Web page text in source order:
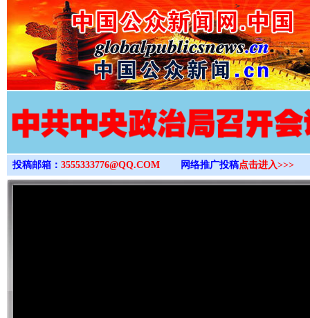
>
投稿邮箱： 3555333776@QQ.COM 网络推广投稿点击进入>>>